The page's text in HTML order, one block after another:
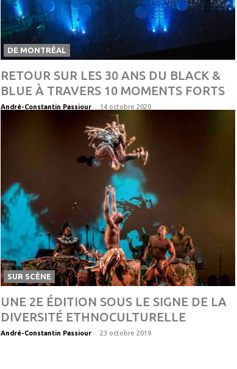
DE MONTRÉAL
RETOUR SUR LES 30 ANS DU BLACK &
BLUE À TRAVERS 10 MOMENTS FORTS
André-Constantin Passiour - 14 octobre 2020
SUR SCÈNE
UNE 2E ÉDITION SOUS LE SIGNE DE LA
DIVERSITÉ ETHNOCULTURELLE
André-Constantin Passiour - 23 octobre 2019